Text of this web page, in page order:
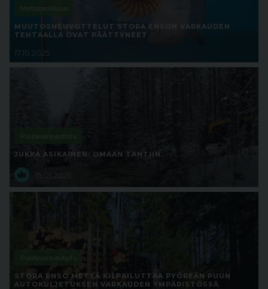
Metsäteollisuus
MUUTOSNEUVOTTELUT STORA ENSON VARKAUDEN
TEHTAALLA OVAT PÄÄTTYNEET
17.10.2025
Puutavara-autoilu
JUKKA ASIKAINEN: OMAAN TAHTIIN
15.01.2025
Puutavara-autoilu
STORA ENSO METSÄ KILPAILUTTAA PYÖREÄN PUUN
AUTOKULJETUKSEN VARKAUDEN YMPÄRISTÖSSÄ